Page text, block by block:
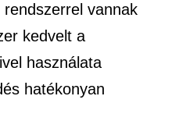
vannak
kedvelt a
használata
hatékonyan